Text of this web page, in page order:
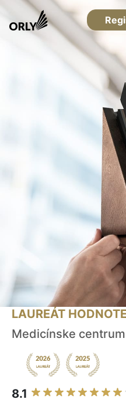
LAUREÁT
Medicínske centrum
8.1